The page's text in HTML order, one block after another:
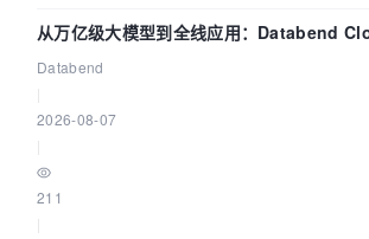
从万亿级大模型到全线应用：Databend
企业构建全链路 Trace 数据管道
Databend
2026-08-07
211